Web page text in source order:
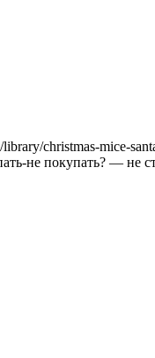
christmas-mice-
не покупать? — не